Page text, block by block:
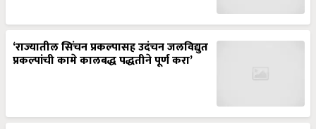
‘राज्यातील सिंचन प्रकल्पासह उदंचन जलविद्युत
प्रकल्पांची कामे कालबद्ध पद्धतीने पूर्ण करा’